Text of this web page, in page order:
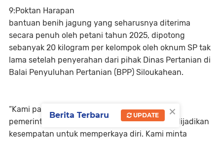
9:Poktan Harapan
bantuan benih jagung yang seharusnya diterima
secara penuh oleh petani tahun 2025, dipotong
sebanyak 20 kilogram per kelompok oleh oknum SP tak
lama setelah penyerahan dari pihak Dinas Pertanian di
Balai Penyuluhan Pertanian (BPP) Siloukahean.
“Kami para petani sudah muak. Bantuan dari
pemerintah untuk kesejahteraan kami malah dijadikan
kesempatan untuk memperkaya diri. Kami minta
×
Berita Terbaru UPDATE